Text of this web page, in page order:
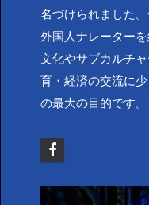
名づけられました
外国人ナレーター
文化やサブカルチ
育・経済の交流に
の最大の目的です。